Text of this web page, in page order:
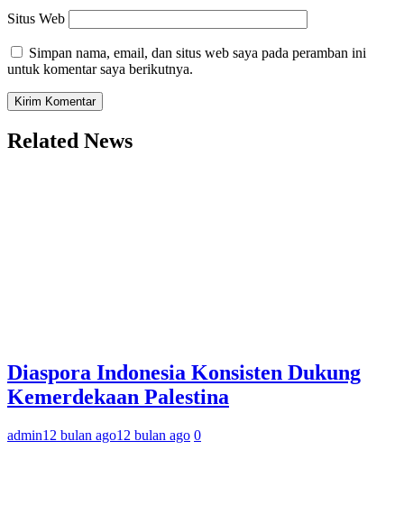
Situs Web
Simpan nama, email, dan situs web saya pada peramban ini
untuk komentar saya berikutnya.
Related News
Diaspora Indonesia Konsisten Dukung
Kemerdekaan Palestina
admin12 bulan ago12 bulan ago 0